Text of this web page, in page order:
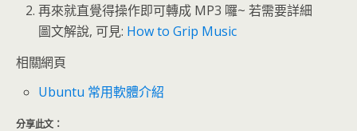
再來就直覺得操作即可轉成 MP3 囉~ 若需要詳細
圖文解說, 可見: How to Grip Music
相關網頁
Ubuntu 常用軟體介紹
分享此文：